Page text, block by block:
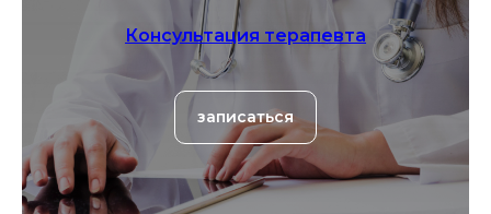
Консультация терапевта
записаться